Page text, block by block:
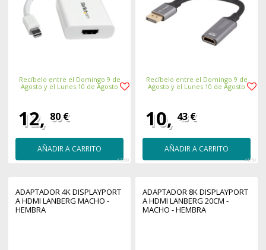
Recíbelo entre el Domingo 9 de
Agosto y el Lunes 10 de Agosto
12, 80 €
AÑADIR A CARRITO
57298
Recíbelo entre el Domingo 9 de
Agosto y el Lunes 10 de Agosto
10, 43 €
AÑADIR A CARRITO
44750
ADAPTADOR 4K DISPLAYPORT
A HDMI LANBERG MACHO -
HEMBRA
ADAPTADOR 8K DISPLAYPORT
A HDMI LANBERG 20CM -
MACHO - HEMBRA